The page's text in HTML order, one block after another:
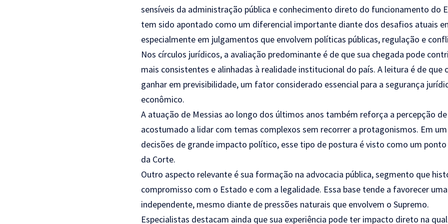
sensíveis da administração pública e conhecimento direto do funcionamento do
tem sido apontado como um diferencial importante diante dos desafios atuais
especialmente em julgamentos que envolvem políticas públicas, regulação e
Nos círculos jurídicos, a avaliação predominante é de que sua chegada pode
mais consistentes e alinhadas à realidade institucional do país. A leitura é de que
ganhar em previsibilidade, um fator considerado essencial para a segurança
econômico.
A atuação de Messias ao longo dos últimos anos também reforça a percepção
acostumado a lidar com temas complexos sem recorrer a protagonismos. Em
decisões de grande impacto político, esse tipo de postura é visto como um
da Corte.
Outro aspecto relevante é sua formação na advocacia pública, segmento que
compromisso com o Estado e com a legalidade. Essa base tende a favorecer
independente, mesmo diante de pressões naturais que envolvem o Supremo.
Especialistas destacam ainda que sua experiência pode ter impacto direto na